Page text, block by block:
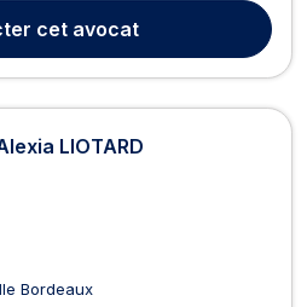
à chaque dossier. Droit pénal
cet avocat
LIOTARD
Bordeaux